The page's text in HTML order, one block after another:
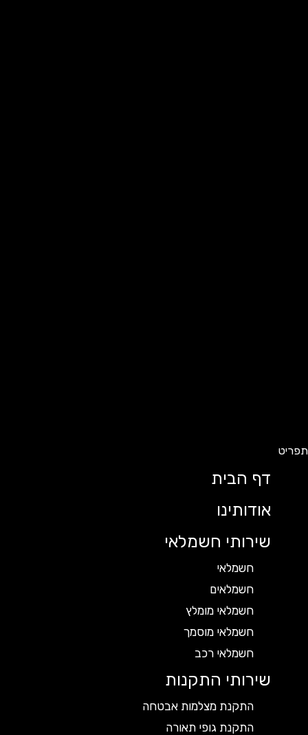
דף הבית
אודותינו
שירותי חשמלאי
חשמלאי
חשמלאים
חשמלאי מומלץ
חשמלאי מוסמך
חשמלאי רכב
שירותי התקנות
התקנת מצלמות אבטחה
התקנת גופי תאורה